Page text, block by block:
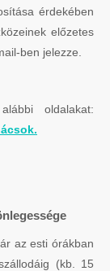
érdekében
előzetes
ben jelezze.
oldalakat:
az esti órákban
(kb. 15